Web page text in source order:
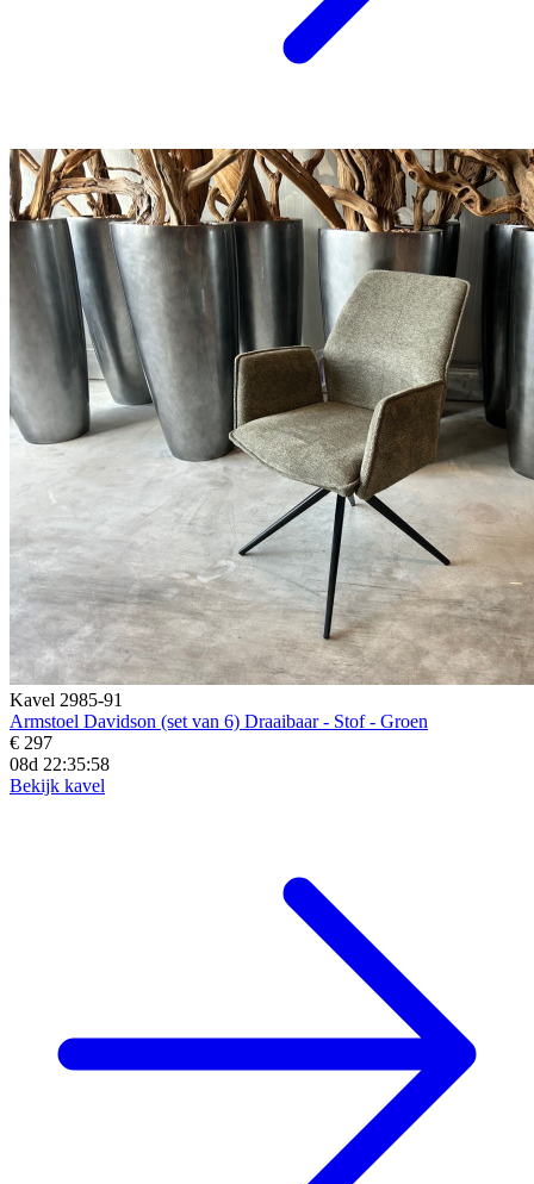
Kavel 2985-91
Armstoel Davidson (set van 6) Draaibaar - Stof - Groen
€ 297
08d 22:35:57
Bekijk kavel